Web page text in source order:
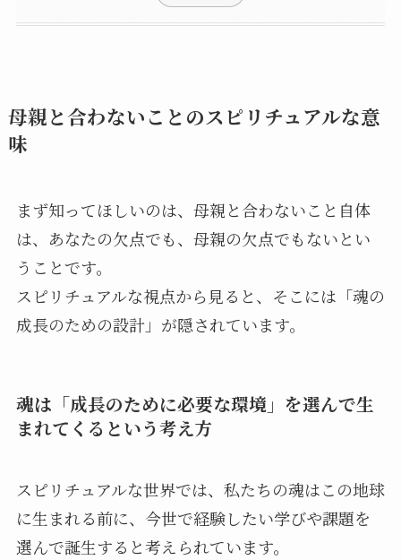
母親と合わないことのスピリチュアルな意
味
まず知ってほしいのは、母親と合わないこと自体
は、あなたの欠点でも、母親の欠点でもないとい
うことです。
スピリチュアルな視点から見ると、そこには「魂の
成長のための設計」が隠されています。
魂は「成長のために必要な環境」を選んで生
まれてくるという考え方
スピリチュアルな世界では、私たちの魂はこの地球
に生まれる前に、今世で経験したい学びや課題を
選んで誕生すると考えられています。